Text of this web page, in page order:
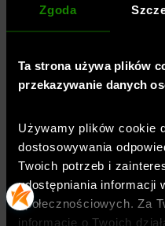
Zgoda
Ta strona używa plików
przekazywanie danych
Używamy plików cookie
dostosowywania
Twoich potrzeb i
udostępniania informacji
społecznościowych. Za
informacje o Twoich
Płeć: kobieta
Krój: luźny
Kolor: Czarny
Marka: Under Armour
Długość
:
standardowa
Kieszenie: zewnętrzne,